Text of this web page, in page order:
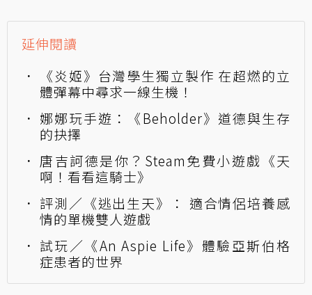
延伸閱讀
《炎姬》台灣學生獨立製作 在超燃的立
體彈幕中尋求一線生機！
娜娜玩手遊：《Beholder》道德與生存
的抉擇
唐吉訶德是你？Steam免費小遊戲《天
啊！看看這騎士》
評測／《逃出生天》： 適合情侶培養感
情的單機雙人遊戲
試玩／《An Aspie Life》體驗亞斯伯格
症患者的世界